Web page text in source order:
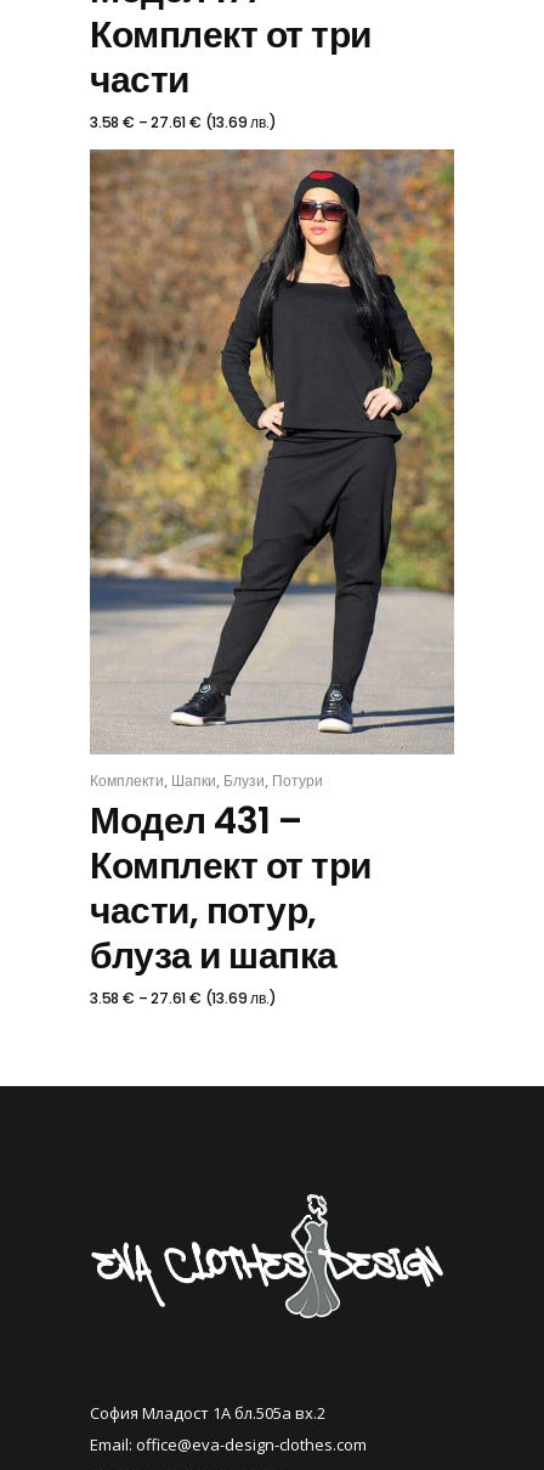
Комплект от три
части
3.58 € –27.61€ (13.69лв.)
КОМПЛЕКТ
Комплекти, Шапки, Блузи, Потури
Модел 431 –
Комплект от три
части, потур,
блуза и шапка
3.58 € –27.61€ (13.69лв.)
София Младост 1А бл.505а вх.2
Email: office@eva-design-clothes.com